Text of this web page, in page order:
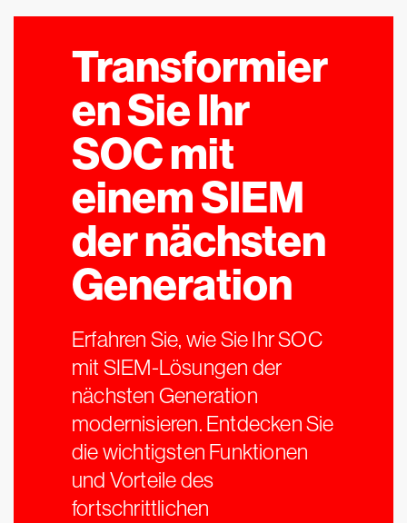
Transformier
en Sie Ihr
SOC mit
einem SIEM
der nächsten
Generation
Erfahren Sie, wie Sie Ihr SOC
mit SIEM-Lösungen der
nächsten Generation
modernisieren. Entdecken Sie
die wichtigsten Funktionen
und Vorteile des
fortschrittlichen